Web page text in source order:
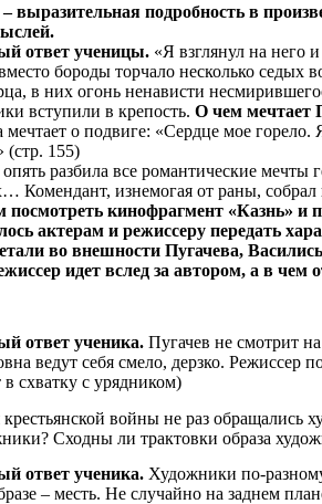
выразительная подробность в
ответ ученицы. «Я взглянул на него
бороды торчало несколько
в них огонь ненависти
вступили в крепость. О чем мечтает
о подвиге: «Сердце мое
(стр. 155)
разбила все романтические
Комендант, изнемогая от раны,
посмотреть кинофрагмент «Казнь» и
актерам и режиссеру передать
во внешности Пугачева,
идет вслед за автором, а в чем
ответ ученика. Пугачев не смотрит
ведут себя смело, дерзко. Режиссер
в схватку с урядником)
крестьянской войны не раз
Сходны ли трактовки образа
ответ ученика. Художники по-
– месть. Не случайно на заднем